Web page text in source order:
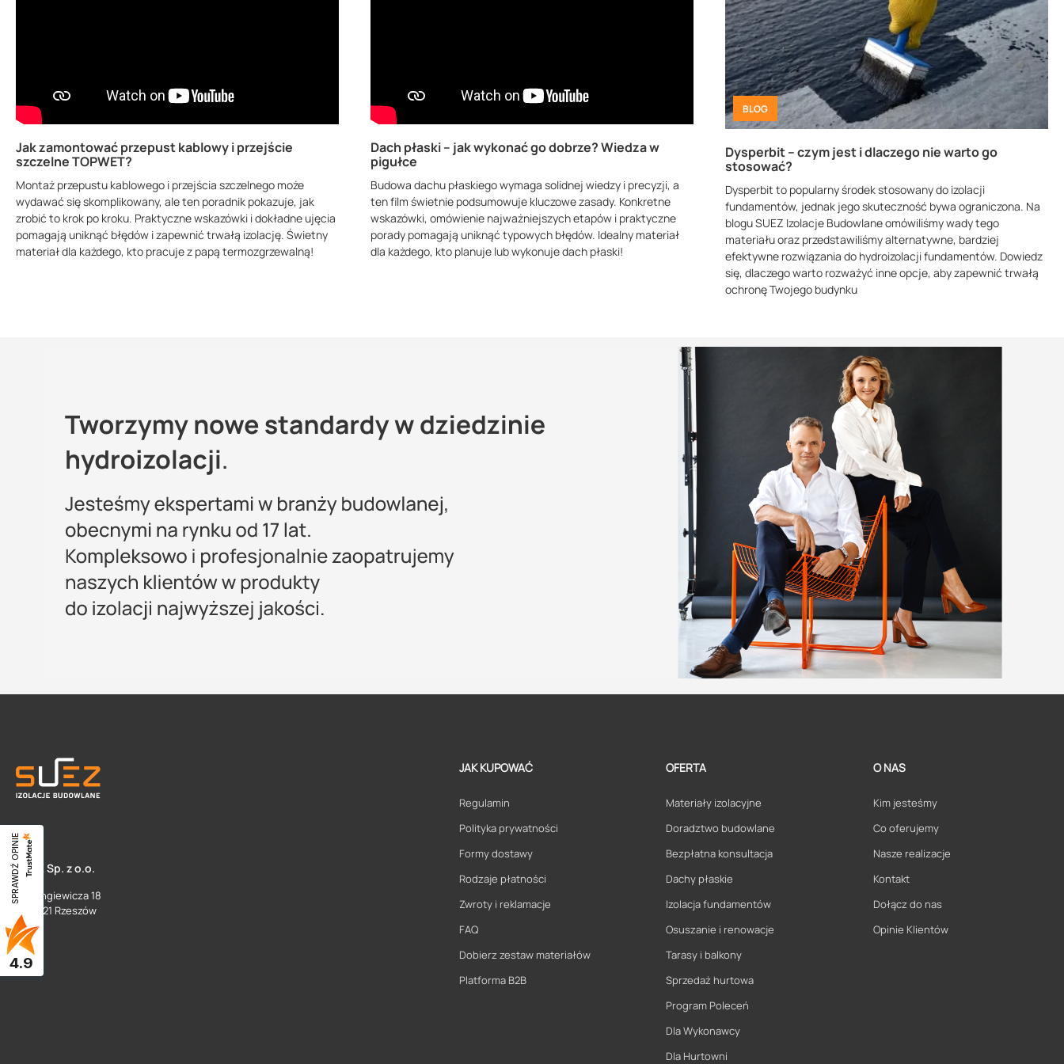
Jak zamontować przepust kablowy i przejście
szczelne TOPWET?
Montaż przepustu kablowego i przejścia szczelnego może
wydawać się skomplikowany, ale ten poradnik pokazuje, jak
zrobić to krok po kroku. Praktyczne wskazówki i dokładne ujęcia
pomagają uniknąć błędów i zapewnić trwałą izolację. Świetny
materiał dla każdego, kto pracuje z papą termozgrzewalną!
Dach płaski – jak wykonać go dobrze? Wiedza w
pigułce
Budowa dachu płaskiego wymaga solidnej wiedzy i precyzji, a
ten film świetnie podsumowuje kluczowe zasady. Konkretne
wskazówki, omówienie najważniejszych etapów i praktyczne
porady pomagają uniknąć typowych błędów. Idealny materiał
dla każdego, kto planuje lub wykonuje dach płaski!
BLOG
Dysperbit – czym jest i dlaczego nie warto go
stosować?
Dysperbit to popularny środek stosowany do izolacji
fundamentów, jednak jego skuteczność bywa ograniczona. Na
blogu SUEZ Izolacje Budowlane omówiliśmy wady tego
materiału oraz przedstawiliśmy alternatywne, bardziej
efektywne rozwiązania do hydroizolacji fundamentów. Dowiedz
się, dlaczego warto rozważyć inne opcje, aby zapewnić trwałą
ochronę Twojego budynku
SUEZ Sp. z o.o.
ul. Langiewicza 18
35 - 021 Rzeszów
JAK KUPOWAĆ
Regulamin
Polityka prywatności
Formy dostawy
Rodzaje płatności
Zwroty i reklamacje
FAQ
Dobierz zestaw materiałów
Platforma B2B
OFERTA
Materiały izolacyjne
Doradztwo budowlane
Bezpłatna konsultacja
Dachy płaskie
Izolacja fundamentów
Osuszanie i renowacje
Tarasy i balkony
Sprzedaż hurtowa
Program Poleceń
Dla Wykonawcy
Dla Hurtowni
O NAS
Kim jesteśmy
Co oferujemy
Nasze realizacje
Kontakt
Dołącz do nas
Opinie Klientów
SPRAWDŹ OPINIE
4.9